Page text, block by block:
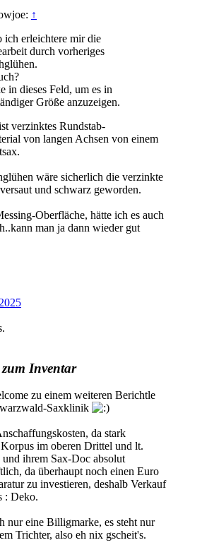
↑
ich erleichtere mir die
durch vorheriges
in dieses Feld, um es in
Größe anzuzeigen.
verzinktes Rundstab-
von langen Achsen von einem
wäre sicherlich die verzinkte
und schwarz geworden.
Oberfläche, hätte ich es auch
man ja dann wieder gut
Inventar
zu einem weiteren Berichtle
Saxklinik
da stark
im oberen Drittel und lt.
ihrem Sax-Doc absolut
da überhaupt noch einen Euro
zu investieren, deshalb Verkauf
: Deko.
nur eine Billigmarke, es steht nur
Trichter, also eh nix gscheit's.